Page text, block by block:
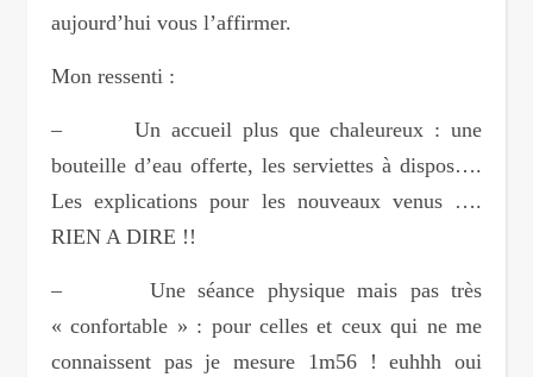
aujourd’hui vous l’affirmer.
Mon ressenti :
– Un accueil plus que chaleureux : une
bouteille d’eau offerte, les serviettes à dispos….
Les explications pour les nouveaux venus ….
RIEN A DIRE !!
– Une séance physique mais pas très
« confortable » : pour celles et ceux qui ne me
connaissent pas je mesure 1m56 ! euhhh oui